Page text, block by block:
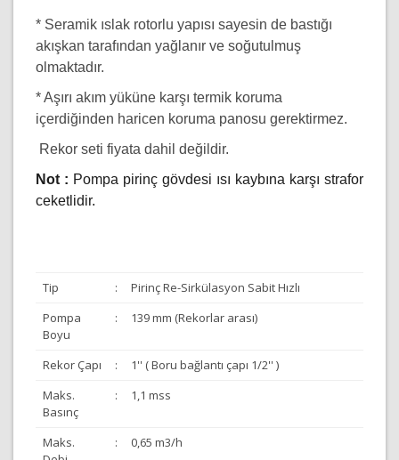
* Seramik ıslak rotorlu yapısı sayesin de bastığı
akışkan tarafından yağlanır ve soğutulmuş
olmaktadır.
* Aşırı akım yüküne karşı termik koruma
içerdiğinden haricen koruma panosu gerektirmez.
Rekor seti fiyata dahil değildir.
Not : Pompa pirinç gövdesi ısı kaybına karşı strafor
ceketlidir.
Tip :
Pirinç Re-Sirkülasyon Sabit Hızlı
Pompa
Boyu
: 139 mm (Rekorlar arası)
Rekor Çapı :
1'' ( Boru bağlantı çapı 1/2'' )
Maks.
Basınç
: 1,1 mss
Maks.
: 0,65 m3/h